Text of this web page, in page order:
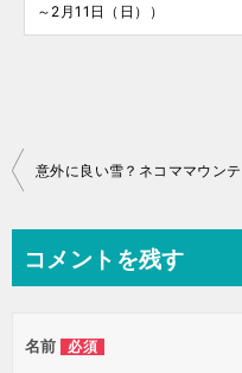
～2月11日（日））
投
ビ
ー
コメントを残す
名前 必須